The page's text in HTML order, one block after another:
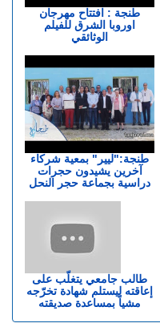
طنجة : افتتاح مهرجان
اوروبا الشرق للفيلم
الوثائقي
طنجة:"ليير" بمعية شركاء
آخرين يشيدون حجرات
دراسية بجماعة حجر النحل
طالب جامعي يتغلّب على
إعاقته ليستلم شهادة تخرّجه
مشياً بمساعدة صديقته